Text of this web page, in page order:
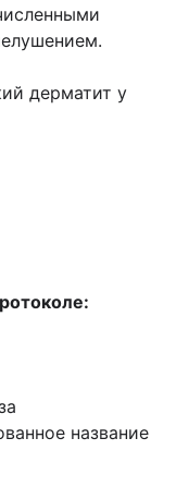
дерматит у
название